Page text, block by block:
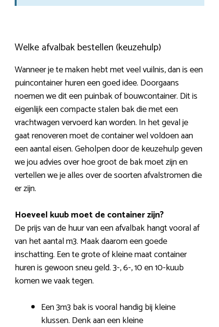
Welke afvalbak bestellen (keuzehulp)
Wanneer je te maken hebt met veel vuilnis, dan is een
puincontainer huren een goed idee. Doorgaans
noemen we dit een puinbak of bouwcontainer. Dit is
eigenlijk een compacte stalen bak die met een
vrachtwagen vervoerd kan worden. In het geval je
gaat renoveren moet de container wel voldoen aan
een aantal eisen. Geholpen door de keuzehulp geven
we jou advies over hoe groot de bak moet zijn en
vertellen we je alles over de soorten afvalstromen die
er zijn.
Hoeveel kuub moet de container zijn?
De prijs van de huur van een afvalbak hangt vooral af
van het aantal m3. Maak daarom een goede
inschatting. Een te grote of kleine maat container
huren is gewoon sneu geld. 3-, 6-, 10 en 10-kuub
komen we vaak tegen.
Een 3m3 bak is vooral handig bij kleine
klussen. Denk aan een kleine